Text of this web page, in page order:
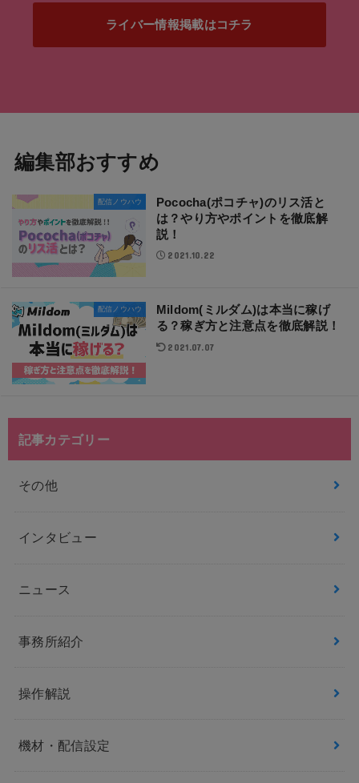
ライバー情報掲載はコチラ
編集部おすすめ
配信ノウハウ
Pococha(ポコチャ)のリス活と
は？やり方やポイントを徹底解
説！
2021.10.22
配信ノウハウ
Mildom(ミルダム)は本当に稼げ
る？稼ぎ方と注意点を徹底解説！
2021.07.07
記事カテゴリー
その他
インタビュー
ニュース
事務所紹介
操作解説
機材・配信設定